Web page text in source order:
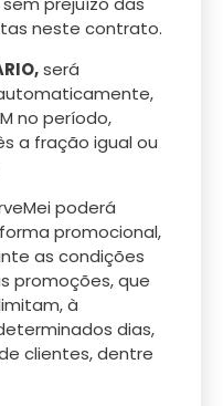
neste contrato.
será
no período,
a fração igual ou
poderá
promocional,
as condições
promoções, que
à
dias,
clientes, dentre